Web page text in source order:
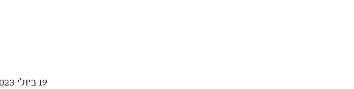
19 ביולי 2023, 19:30 – 26 ביולי 2023, 19:30